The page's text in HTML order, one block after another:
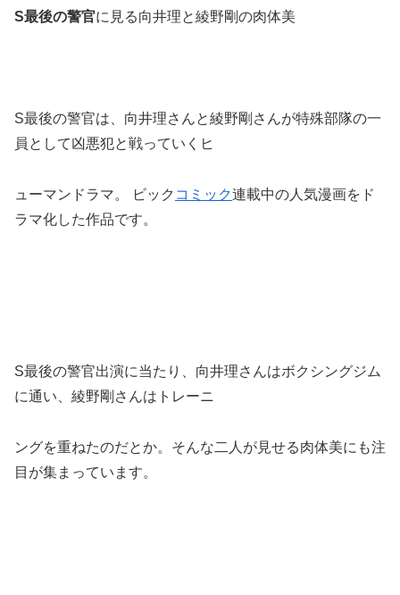
S最後の警官に見る向井理と綾野剛の肉体美
S最後の警官は、向井理さんと綾野剛さんが特殊部隊の一
員として凶悪犯と戦っていくヒ
ューマンドラマ。 ビック コミック連載中の人気漫画をド
ラマ化した作品です。
S最後の警官出演に当たり、向井理さんはボクシングジム
に通い、綾野剛さんはトレーニ
ングを重ねたのだとか。そんな二人が見せる肉体美にも注
目が集まっています。